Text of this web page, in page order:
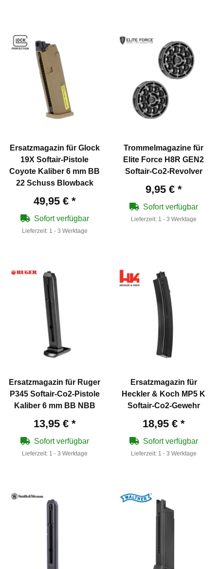
Ersatzmagazin für Glock
19X Softair-Pistole
Coyote Kaliber 6 mm BB
22 Schuss Blowback
49,95 € *
Sofort verfügbar
Lieferzeit: 1 - 3 Werktage
Trommelmagazine für
Elite Force H8R GEN2
Softair-Co2-Revolver
9,95 € *
Sofort verfügbar
Lieferzeit: 1 - 3 Werktage
Ersatzmagazin für Ruger
P345 Softair-Co2-Pistole
Kaliber 6 mm BB NBB
13,95 € *
Sofort verfügbar
Lieferzeit: 1 - 3 Werktage
Ersatzmagazin für
Heckler & Koch MP5 K
Softair-Co2-Gewehr
18,95 € *
Sofort verfügbar
Lieferzeit: 1 - 3 Werktage